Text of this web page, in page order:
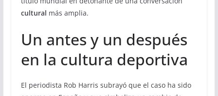
cultural más amplia.
Un antes y un después
en la cultura deportiva
El periodista Rob Harris subrayó que el caso ha sido